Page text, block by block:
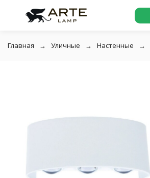
Главная Уличные Настенные